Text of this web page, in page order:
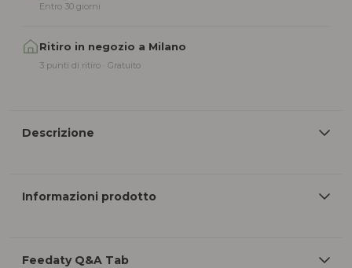
Entro 30 giorni
Ritiro in negozio a Milano
3 punti di ritiro · Gratuito
Descrizione
Informazioni prodotto
Feedaty Q&A Tab